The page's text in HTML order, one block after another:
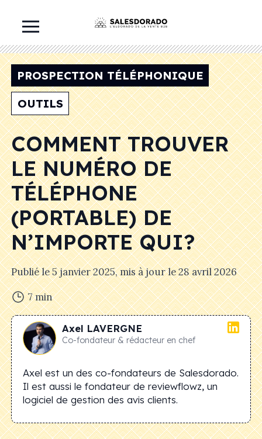
PROSPECTION TÉLÉPHONIQUE
OUTILS
COMMENT TROUVER
LE NUMÉRO DE
TÉLÉPHONE
(PORTABLE) DE
N’IMPORTE QUI?
Publié le5 janvier 2025, mis à jour le28 avril 2026
7 min
Axel LAVERGNE
Co-fondateur & rédacteur en chef
Axel est un des co-fondateurs de Salesdorado.
Il est aussi le fondateur de reviewflowz, un
logiciel de gestion des avis clients.